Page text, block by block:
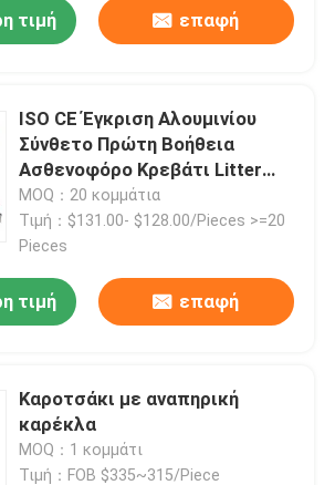
μαζί μας
τιμή επαφή
ISO CE Έγκριση Αλουμινίου
Σύνθετο Πρώτη Βοήθεια
Ασθενοφόρο Κρεβάτι Litter
Foldaway με τροχούς
MOQ：20 κομμάτια
Τιμή：$131.00- $128.00/Pieces >=20
Pieces
τιμή επαφή
Καροτσάκι με αναπηρική
καρέκλα
MOQ：1 κομμάτι
Τιμή：FOB $335~315/Piece